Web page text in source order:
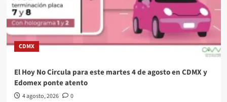
CDMX
El Hoy No Circula para este martes 4 de agosto en CDMX y
Edomex ponte atento
4 agosto, 2026 0